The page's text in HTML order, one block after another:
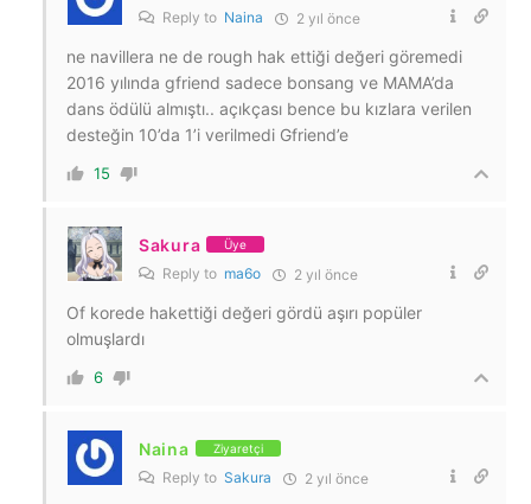
Reply to Naina 2 yıl önce
ne navillera ne de rough hak ettiği değeri göremedi
2016 yılında gfriend sadece bonsang ve MAMA’da
dans ödülü almıştı.. açıkçası bence bu kızlara verilen
desteğin 10’da 1’i verilmedi Gfriend’e
15
Sakura Üye
Reply to ma6o 2 yıl önce
Of korede hakettiği değeri gördü aşırı popüler
olmuşlardı
6
Naina Ziyaretçi
Reply to Sakura 2 yıl önce